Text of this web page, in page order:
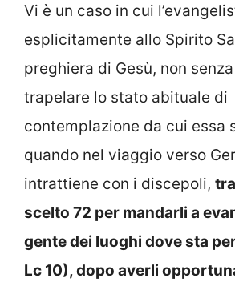
Vi è un caso in cui
esplicitamente allo Spirito
preghiera di Gesù, non
trapelare lo stato abituale di
contemplazione da cui essa
quando nel viaggio verso
intrattiene con i discepoli,
scelto 72 per mandarli a
gente dei luoghi dove sta
Lc 10), dopo averli